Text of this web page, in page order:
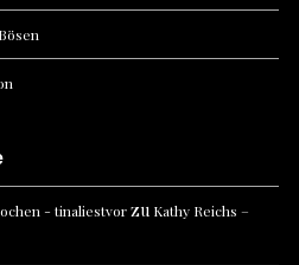
- tinaliestvorzu Kathy Reichs –